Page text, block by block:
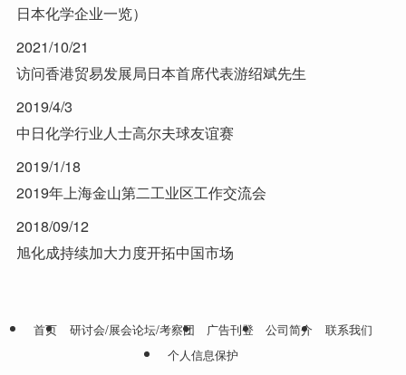
日本化学企业一览）
2021/10/21
访问香港贸易发展局日本首席代表游绍斌先生
2019/4/3
中日化学行业人士高尔夫球友谊赛
2019/1/18
2019年上海金山第二工业区工作交流会
2018/09/12
旭化成持续加大力度开拓中国市场
首页 研讨会/展会论坛/考察团 广告刊登 公司简介
联系我们
个人信息保护